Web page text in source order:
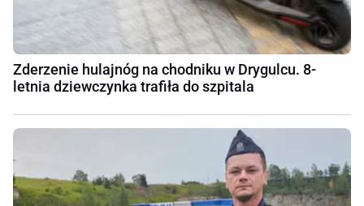
Zderzenie hulajnóg na chodniku w Drygulcu. 8-
letnia dziewczynka trafiła do szpitala